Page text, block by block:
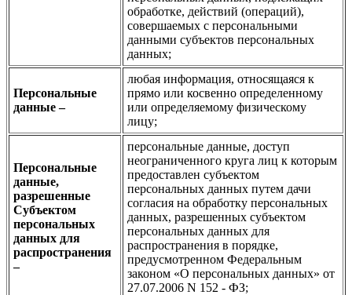
обработке, действий (операций),
совершаемых с персональными
данными субъектов персональных
данных;
Персональные
данные –
любая информация, относящаяся к
прямо или косвенно определенному
или определяемому физическому
лицу;
Персональные
данные,
разрешенные
Субъектом
персональных
данных для
распространения
–
персональные данные, доступ
неограниченного круга лиц к которым
предоставлен субъектом
персональных данных путем дачи
согласия на обработку персональных
данных, разрешенных субъектом
персональных данных для
распространения в порядке,
предусмотренном Федеральным
законом «О персональных данных» от
27.07.2006 N 152 - ФЗ;